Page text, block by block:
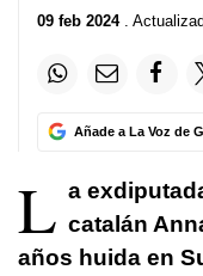
09 feb 2024.
Añade a La Voz de
L a
catalán
años huida en